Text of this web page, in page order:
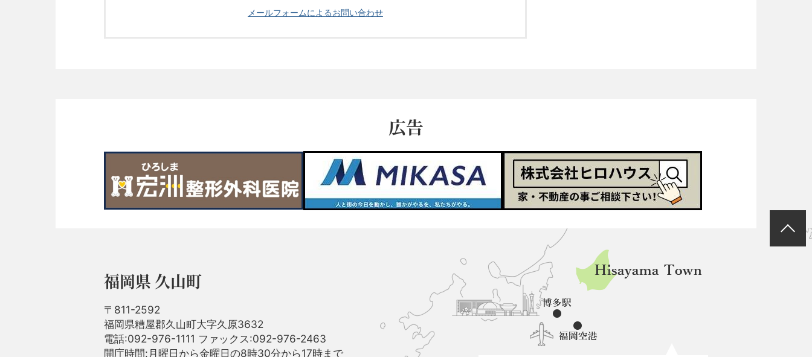
メールフォームによるお問い合わせ
広告
福岡県 久山町
〒811-2592
福岡県糟屋郡久山町大字久原3632
電話:092-976-1111 ファックス:092-976-2463
開庁時間:月曜日から金曜日の8時30分から17時まで
町
博
多